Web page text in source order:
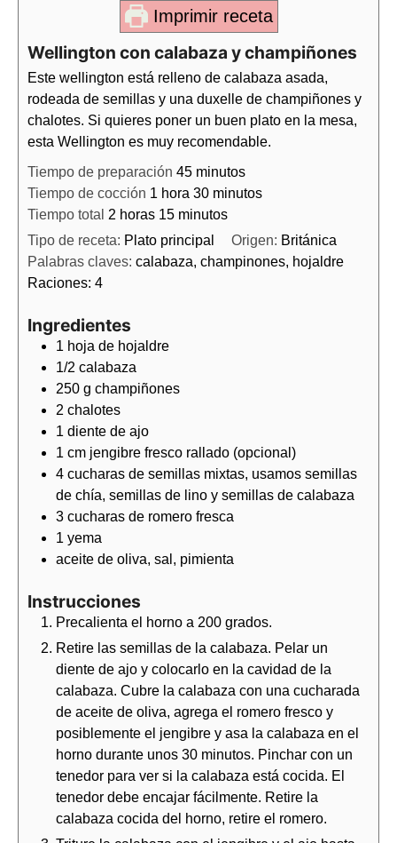
Imprimir receta
Wellington con calabaza y champiñones
Este wellington está relleno de calabaza asada,
rodeada de semillas y una duxelle de champiñones y
chalotes. Si quieres poner un buen plato en la mesa,
esta Wellington es muy recomendable.
Tiempo de preparación 45 minutos
Tiempo de cocción 1 hora 30 minutos
Tiempo total 2 horas 15 minutos
Tipo de receta: Plato principal Origen: Británica
Palabras claves: calabaza, champinones, hojaldre
Raciones: 4
Ingredientes
1 hoja de hojaldre
1/2 calabaza
250 g champiñones
2 chalotes
1 diente de ajo
1 cm jengibre fresco rallado (opcional)
4 cucharas de semillas mixtas, usamos semillas
de chía, semillas de lino y semillas de calabaza
3 cucharas de romero fresca
1 yema
aceite de oliva, sal, pimienta
Instrucciones
Precalienta el horno a 200 grados.
Retire las semillas de la calabaza. Pelar un
diente de ajo y colocarlo en la cavidad de la
calabaza. Cubre la calabaza con una cucharada
de aceite de oliva, agrega el romero fresco y
posiblemente el jengibre y asa la calabaza en el
horno durante unos 30 minutos. Pinchar con un
tenedor para ver si la calabaza está cocida. El
tenedor debe encajar fácilmente. Retire la
calabaza cocida del horno, retire el romero.